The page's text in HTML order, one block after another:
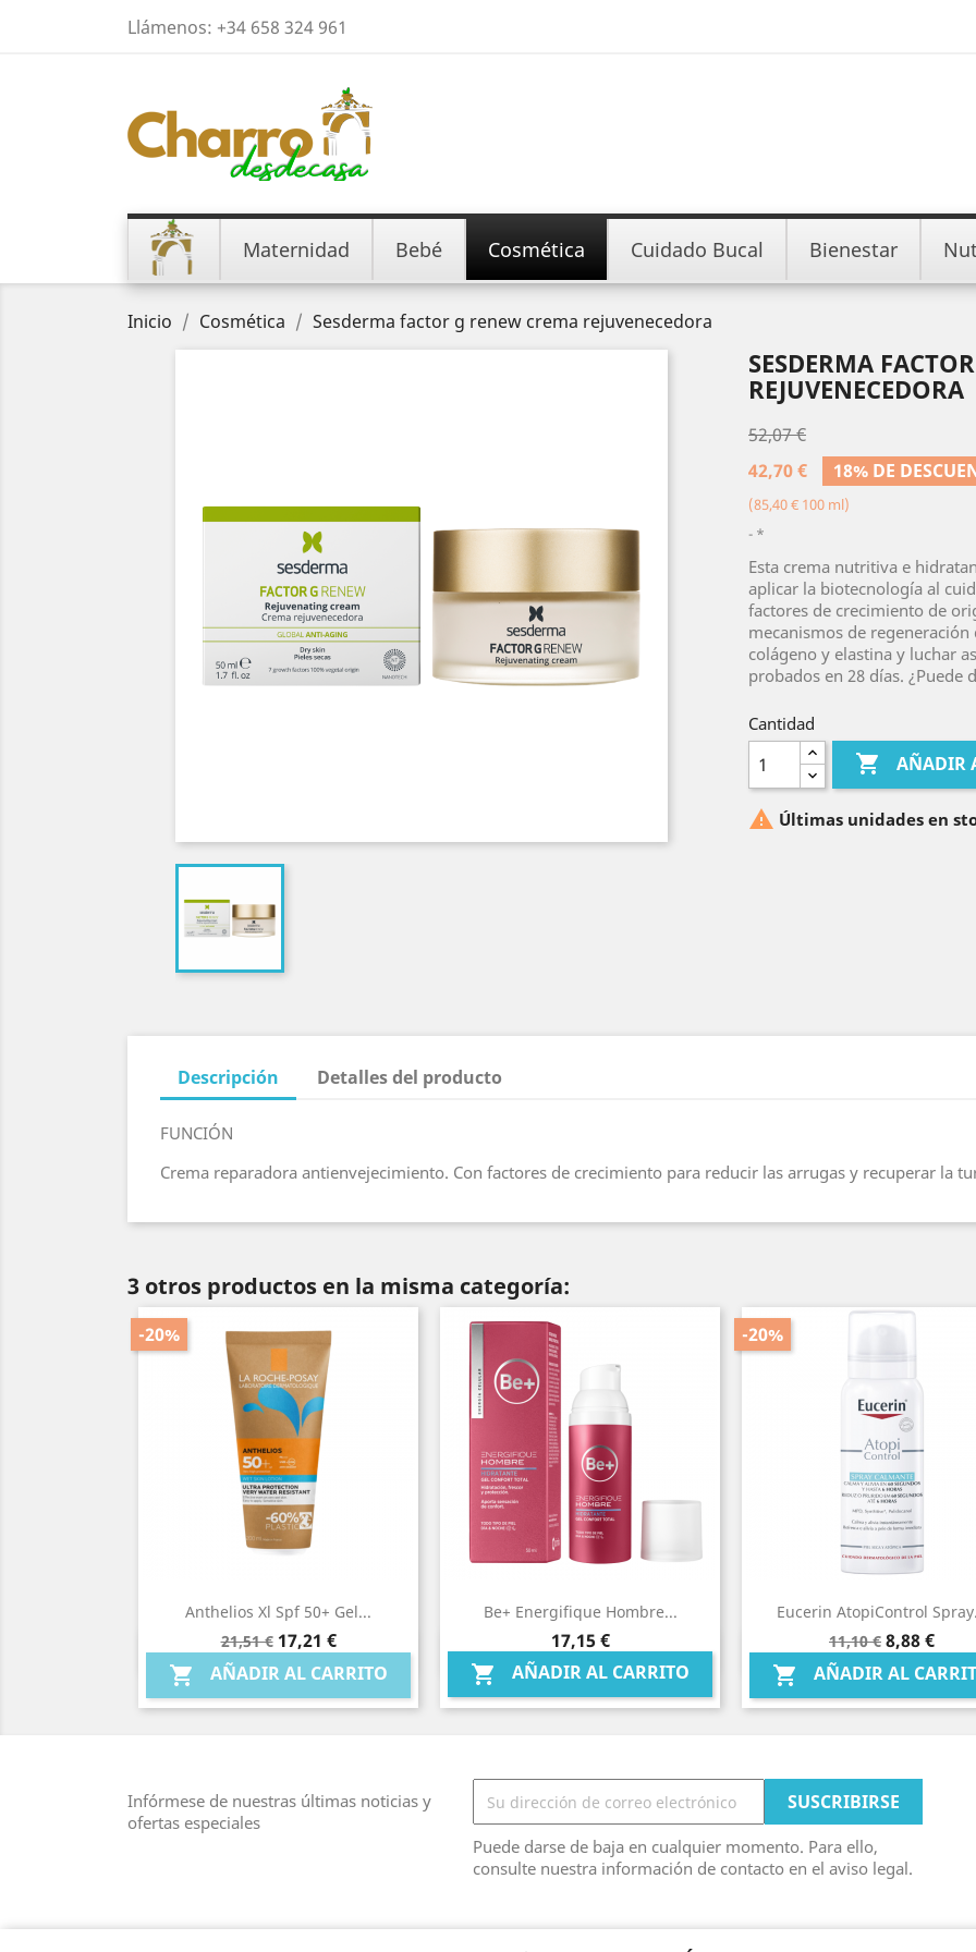
Llámenos: +34 658 324 961
Maternidad Bebé Cosmética Cuidado Bucal Bienestar
Inicio Cosmética Sesderma factor g renew crema rejuvenecedora
SESDERMA
REJUVENECEDORA
52,07 €
42,70 €
18% DE
(85,40 € 100 ml)
*
Esta crema nutritiva e
aplicar la biotecnología al
factores de crecimiento de
mecanismos de
colágeno y elastina y luchar
probados en 28 días.
Cantidad
 AÑADIR
 Últimas unidades en
Descripción Detalles del producto
FUNCIÓN
Crema reparadora antienvejecimiento. Con factores de crecimiento para reducir las arrugas y recuperar la
3 otros productos en la misma categoría:
Anthelios Xl Spf 50+ Gel...
Precio
base
21,51 €
-20%
Precio
17,21 €
 AÑADIR AL CARRITO
Vista rápida
Be+ Energifique Hombre...
Precio
17,15 €
 AÑADIR AL CARRITO
Vista rápida
Eucerin AtopiControl
Precio
base
11,10 €
-20%
Precio
8,88 €
 AÑADIR AL
Vista rápida
Infórmese de nuestras últimas noticias y
ofertas especiales
Puede darse de baja en cualquier momento. Para ello,
consulte nuestra información de contacto en el aviso legal.